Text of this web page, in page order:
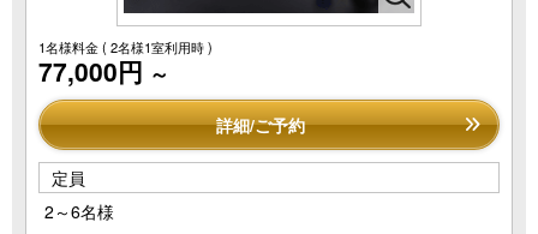
1名様料金( 2名様1室利用時 )
77,000円 ～
詳細/ご予約
定員
2～6名様